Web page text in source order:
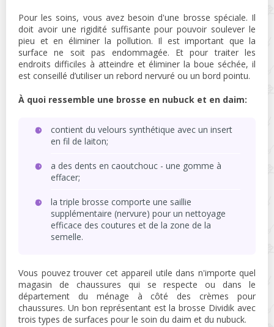
Pour les soins, vous avez besoin d'une brosse spéciale. Il
doit avoir une rigidité suffisante pour pouvoir soulever le
pieu et en éliminer la pollution. Il est important que la
surface ne soit pas endommagée. Et pour traiter les
endroits difficiles à atteindre et éliminer la boue séchée, il
est conseillé d’utiliser un rebord nervuré ou un bord pointu.
À quoi ressemble une brosse en nubuck et en daim:
contient du velours synthétique avec un insert
en fil de laiton;
a des dents en caoutchouc - une gomme à
effacer;
la triple brosse comporte une saillie
supplémentaire (nervure) pour un nettoyage
efficace des coutures et de la zone de la
semelle.
Vous pouvez trouver cet appareil utile dans n'importe quel
magasin de chaussures qui se respecte ou dans le
département du ménage à côté des crèmes pour
chaussures. Un bon représentant est la brosse Dividik avec
trois types de surfaces pour le soin du daim et du nubuck.